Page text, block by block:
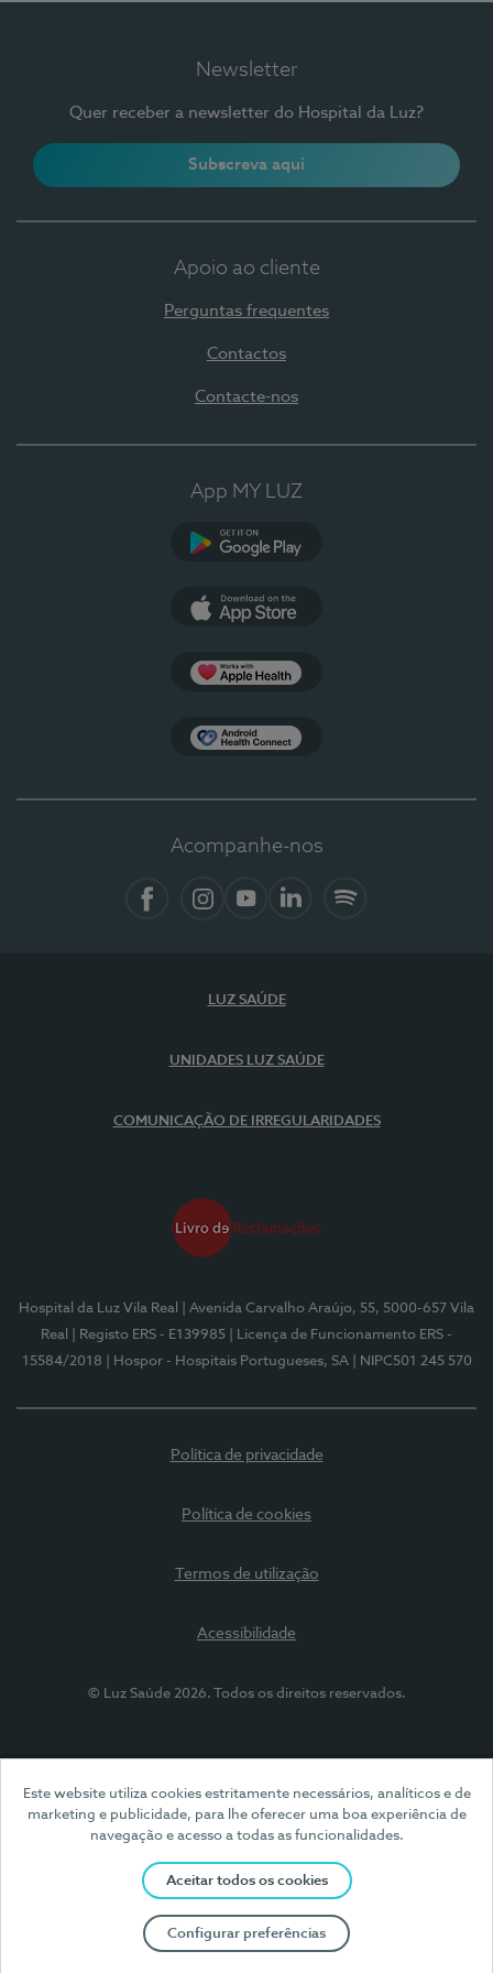
Este website utiliza cookies estritamente necessários, analíticos e de
marketing e publicidade, para lhe oferecer uma boa experiência de
navegação e acesso a todas as funcionalidades.
Aceitar todos os cookies
Configurar preferências
Newsletter
Quer receber a newsletter do Hospital da Luz?
Subscreva aqui
Apoio ao cliente
Perguntas frequentes
Contactos
Contacte-nos
App MY LUZ
Acompanhe-nos
LUZ SAÚDE
UNIDADES LUZ SAÚDE
COMUNICAÇÃO DE IRREGULARIDADES
Hospital da Luz Vila Real
| Avenida Carvalho Araújo, 55, 5000-657 Vila
Real
| Registo ERS - E139985
| Licença de Funcionamento ERS -
15584/2018
| Hospor - Hospitais Portugueses, SA | NIPC501 245 570
Política de privacidade
Política de cookies
Termos de utilização
Acessibilidade
© Luz Saúde 2026. Todos os direitos reservados.